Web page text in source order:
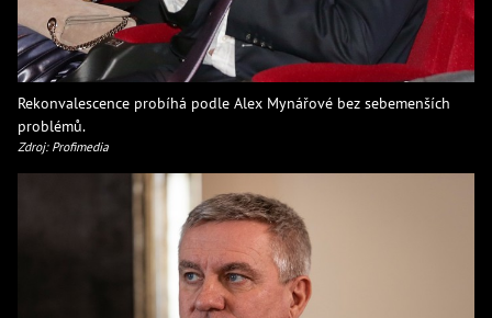
Rekonvalescence probíhá podle Alex Mynářové bez sebemenších
problémů.
Zdroj: Profimedia